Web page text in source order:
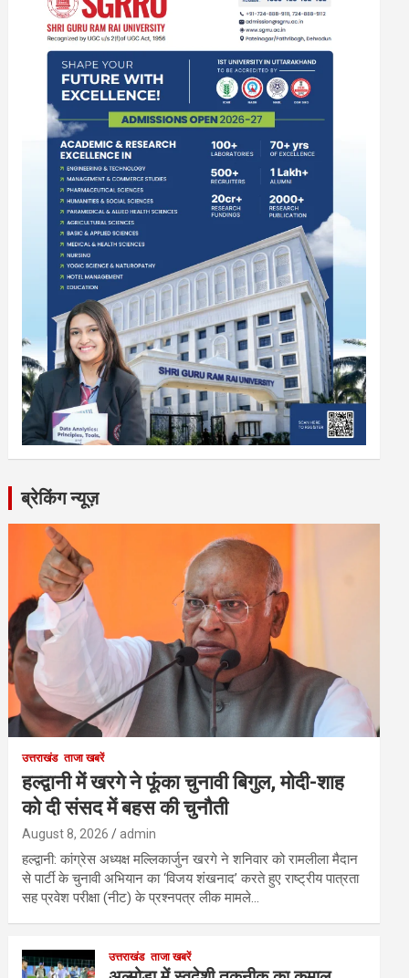
ब्रेकिंग न्यूज़
उत्तराखंड ताजा खबरें
हल्द्वानी में खरगे ने फूंका चुनावी बिगुल, मोदी-शाह
को दी संसद में बहस की चुनौती
August 8, 2026 admin
हल्द्वानी: कांग्रेस अध्यक्ष मल्लिकार्जुन खरगे ने शनिवार को रामलीला मैदान
से पार्टी के चुनावी अभियान का ‘विजय शंखनाद’ करते हुए राष्ट्रीय पात्रता
सह प्रवेश परीक्षा (नीट) के प्रश्नपत्र लीक मामले…
उत्तराखंड ताजा खबरें